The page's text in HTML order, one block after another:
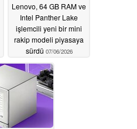
Lenovo, 64 GB RAM ve
Intel Panther Lake
işlemcili yeni bir mini
rakip modeli piyasaya
sürdü 07/06/2026